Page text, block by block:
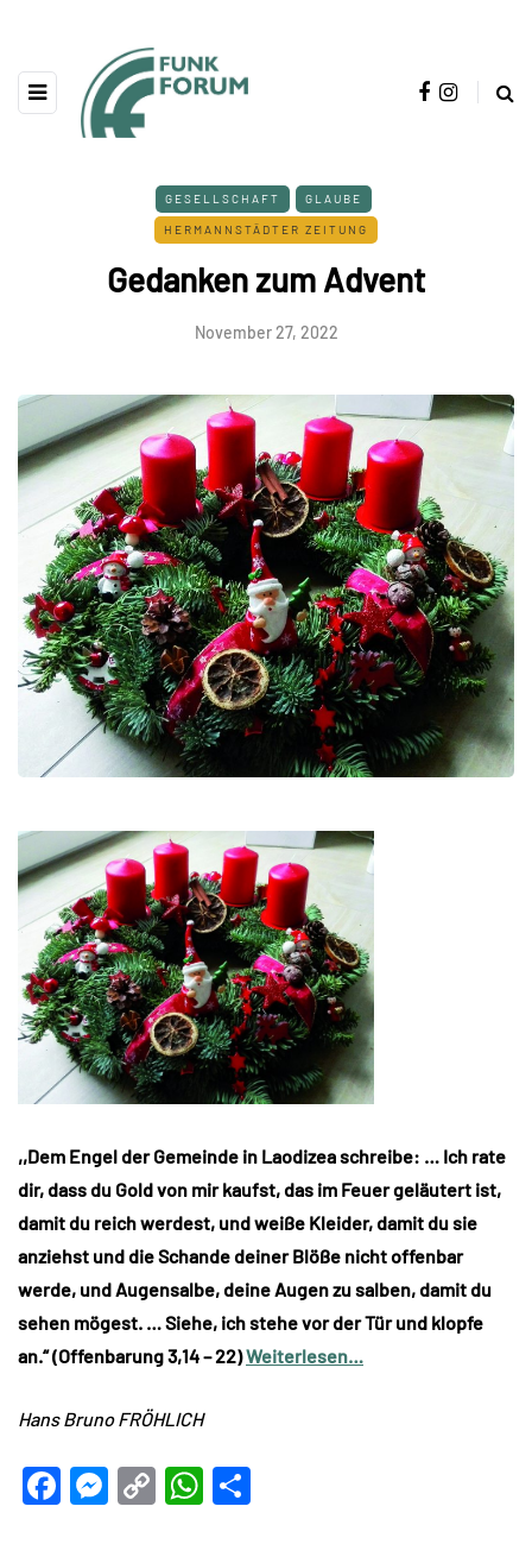
GESELLSCHAFT GLAUBE
HERMANNSTÄDTER ZEITUNG
Gedanken zum Advent
November 27, 2022
,,Dem Engel der Gemeinde in Laodizea schreibe: … Ich rate
dir, dass du Gold von mir kaufst, das im Feuer geläutert ist,
damit du reich werdest, und weiße Kleider, damit du sie
anziehst und die Schande deiner Blöße nicht offenbar
werde, und Augensalbe, deine Augen zu salben, damit du
sehen mögest. … Siehe, ich stehe vor der Tür und klopfe
an.“ (Offenbarung 3,14 – 22)Weiterlesen…
Hans Bruno FRÖHLICH
Facebook
Messenger
CopyWhatsApp